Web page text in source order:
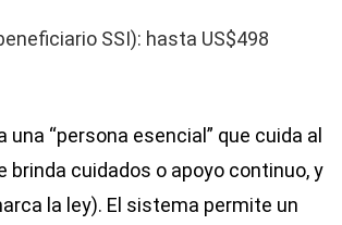
SSI): hasta US$498
“persona esencial” que cuida al
brinda cuidados o apoyo continuo, y
la ley). El sistema permite un